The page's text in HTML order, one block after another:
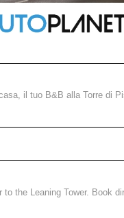
il tuo B&B alla Torre di
the Leaning Tower. Book